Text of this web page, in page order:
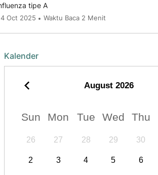
tipe A
Oct 2025 Waktu Baca 2 Menit
Kalender
August 2026
Sun Mon Tue Wed Thu
26 27 28 29 30
2 3 4 5 6